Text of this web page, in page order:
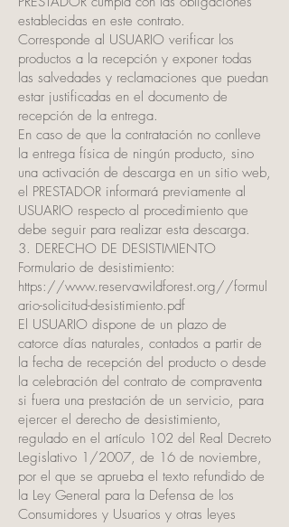
establecidas en este contrato.
Corresponde al USUARIO verificar los
productos a la recepción y exponer todas
las salvedades y reclamaciones que puedan
estar justificadas en el documento de
recepción de la entrega.
En caso de que la contratación no conlleve
la entrega física de ningún producto, sino
una activación de descarga en un sitio web,
el PRESTADOR informará previamente al
USUARIO respecto al procedimiento que
debe seguir para realizar esta descarga.
3. DERECHO DE DESISTIMIENTO
Formulario de desistimiento:
https://www.reservawildforest.org//formul
ario-solicitud-desistimiento.pdf
El USUARIO dispone de un plazo de
catorce días naturales, contados a partir de
la fecha de recepción del producto o desde
la celebración del contrato de compraventa
si fuera una prestación de un servicio, para
ejercer el derecho de desistimiento,
regulado en el artículo 102 del Real Decreto
Legislativo 1/2007, de 16 de noviembre,
por el que se aprueba el texto refundido de
la Ley General para la Defensa de los
Consumidores y Usuarios y otras leyes